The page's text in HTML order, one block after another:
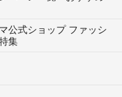
公式ショップ ファッシ
集